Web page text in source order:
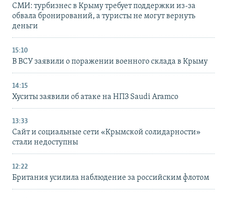
СМИ: турбизнес в Крыму требует поддержки из-за
обвала бронирований, а туристы не могут вернуть
деньги
15:10
В ВСУ заявили о поражении военного склада в Крыму
14:15
Хуситы заявили об атаке на НПЗ Saudi Aramco
13:33
Сайт и социальные сети «Крымской солидарности»
стали недоступны
12:22
Британия усилила наблюдение за российским флотом